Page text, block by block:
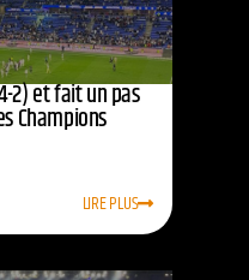
2) et fait un pas
Champions
LIRE PLUS